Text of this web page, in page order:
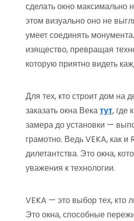
сделать окно
этом визуально оно не
умеет соединять
изящество, превращая
которую приятно видеть
Для тех, кто строит дом на
заказать окна Векатут, где
замера до установки —
грамотно. Ведь VEKA, как
дилетантства. Это окна,
уважения к технологии.
VEKA — это выбор тех, кто
Это окна, способные